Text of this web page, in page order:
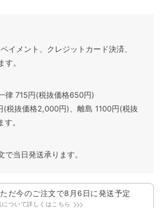
イメント、クレジットカード決済、
す。
律 715円(税抜価格650円)
(税抜価格2,000円)、離島 1100円(税抜
。
で当日発送承ります。
ただ今のご注文で8月6日 に発送予定
について詳しくはこちら